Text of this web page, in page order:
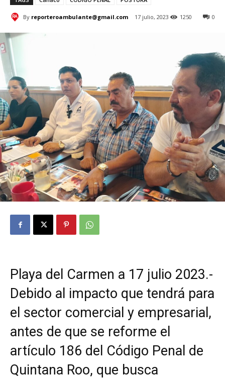
By reporteroambulante@gmail.com 17 julio, 2023 0
1250
Playa del Carmen a 17 julio 2023.-
Debido al impacto que tendrá para
el sector comercial y empresarial,
antes de que se reforme el
artículo 186 del Código Penal de
Quintana Roo, que busca